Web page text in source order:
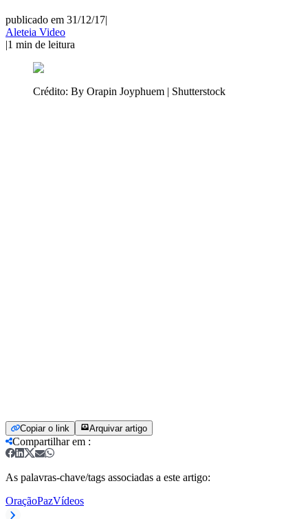
publicado em 31/12/17|
Aleteia Video
|1 min de leitura
Crédito: By Orapin Joyphuem | Shutterstock
Copiar o link Arquivar artigo
Compartilhar em :
As palavras-chave/tags associadas a este artigo:
OraçãoPazVídeos